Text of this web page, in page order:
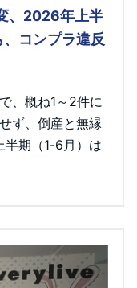
、2026年上半
コンプラ違反
、概ね1～2件に
ず、倒産と無縁
期（1-6月）は